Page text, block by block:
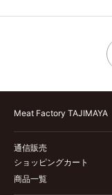
Meat Factory TAJIMAYA
通信販売
ショッピングカート
商品一覧